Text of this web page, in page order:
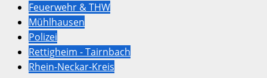
Feuerwehr & THW
Mühlhausen
Polizei
Rettigheim - Tairnbach
Rhein-Neckar-Kreis